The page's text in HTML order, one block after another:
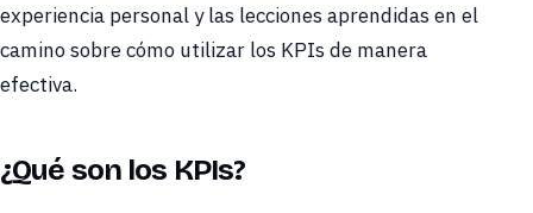
experiencia personal y las lecciones aprendidas en el
camino sobre cómo utilizar los KPIs de manera
efectiva.
¿Qué son los KPIs?